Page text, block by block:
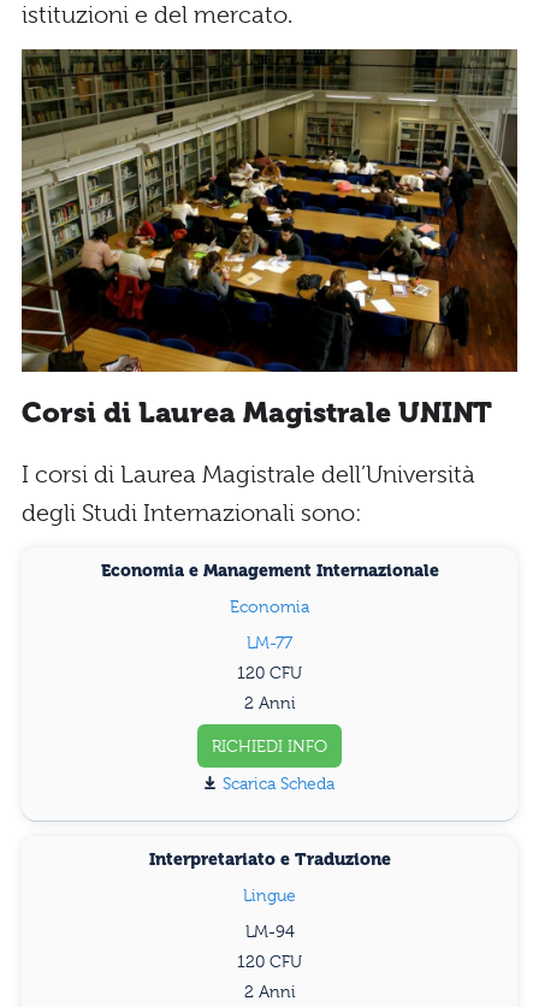
istituzioni e del mercato.
Corsi di Laurea Magistrale UNINT
I corsi di Laurea Magistrale dell’Università
degli Studi Internazionali sono:
Economia e Management Internazionale
Economia
LM-77
120
2 Anni
RICHIEDI INFO
Scarica Scheda
Interpretariato e Traduzione
Lingue
LM-94
120
2 Anni